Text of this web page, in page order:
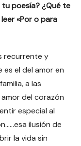
poesía? ¿Qué te
«Por o para
recurrente y
el del amor en
a las
del corazón
especial al
ilusión de
la vida sin